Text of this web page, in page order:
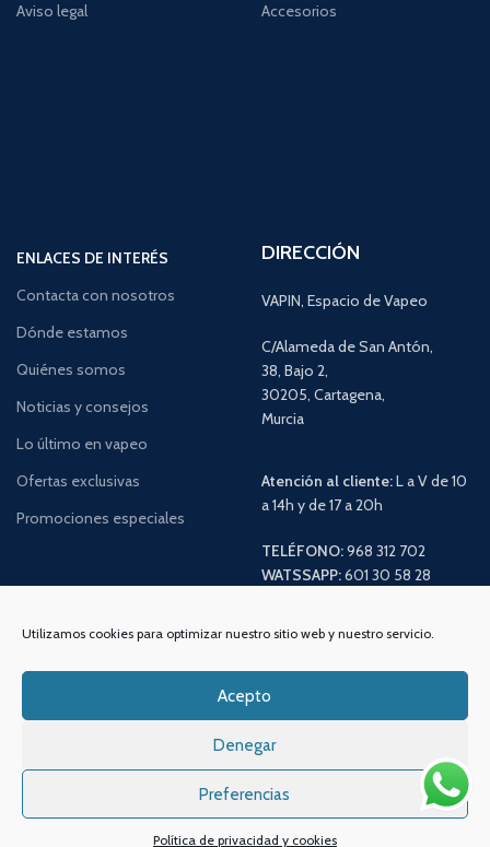
Utilizamos cookies para optimizar nuestro sitio web y nuestro servicio.
Acepto
Denegar
Preferencias
Política de privacidad y cookies
Aviso legal
Accesorios
ENLACES DE INTERÉS
Contacta con nosotros
Dónde estamos
Quiénes somos
Noticias y consejos
Lo último en vapeo
Ofertas exclusivas
Promociones especiales
DIRECCIÓN
VAPIN, Espacio de Vapeo
C/Alameda de San Antón,
38, Bajo 2,
30205, Cartagena,
Murcia
Atención al cliente:L a V de 10
a 14h y de 17 a 20h
TELÉFONO:968 312 702
WATSSAPP:601 30 58 28